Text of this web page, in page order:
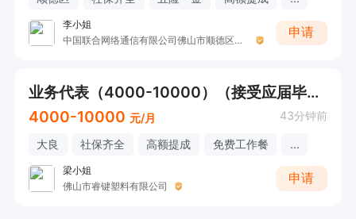
李小姐
中国联合网络通信有限公司佛山市顺德区分公司
申请
业务代表（4000-10000）（接受应届毕业生）
4000-10000 元/月 43分钟前
大良 社保齐全 高额提成 免费工作餐 ...
梁小姐
佛山市睿键塑料有限公司
申请